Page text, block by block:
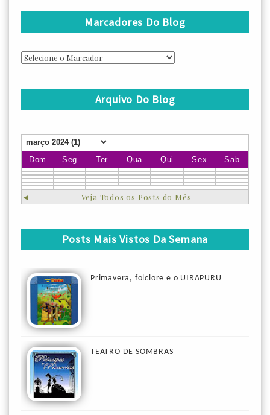
Marcadores Do Blog
Arquivo Do Blog
Dom Seg Ter Qua Qui Sex Sab
◄ Veja Todos os Posts do Mês
Posts Mais Vistos Da Semana
Primavera, folclore e o UIRAPURU
TEATRO DE SOMBRAS